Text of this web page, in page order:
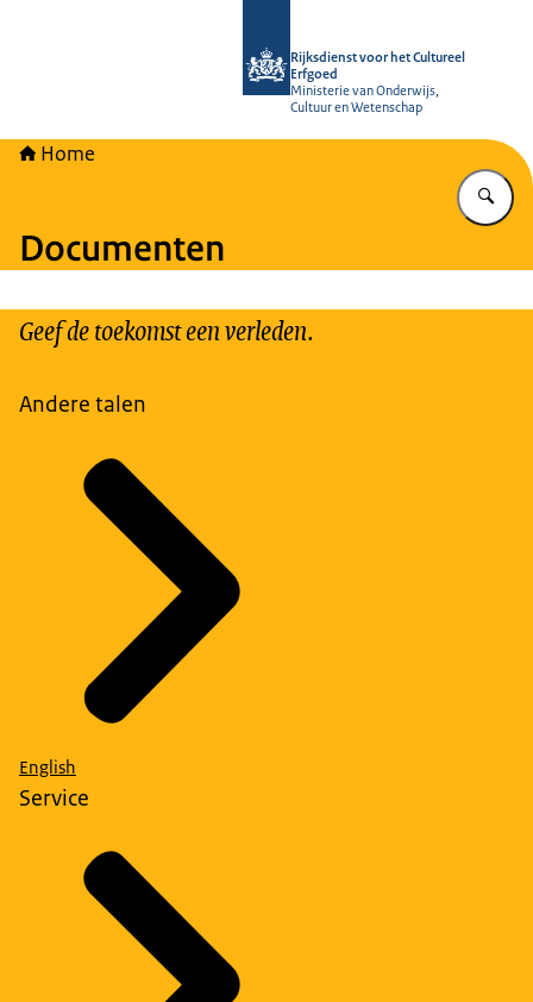
Rijksdienst voor het Cultureel
Erfgoed
Ministerie van Onderwijs,
Cultuur en Wetenschap
Home
Documenten
Geef de toekomst een verleden.
Andere talen
English
Service